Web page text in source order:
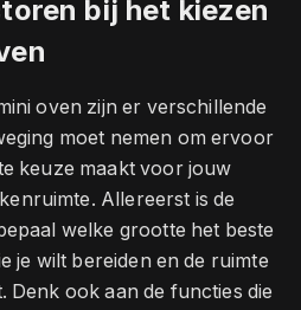
bij het kiezen
oven zijn er verschillende
moet nemen om ervoor
keuze maakt voor jouw
Allereerst is de
welke grootte het beste
je wilt bereiden en de ruimte
Denk ook aan de functies die